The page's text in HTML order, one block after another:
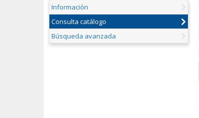
Información
Consulta catálogo
Búsqueda avanzada